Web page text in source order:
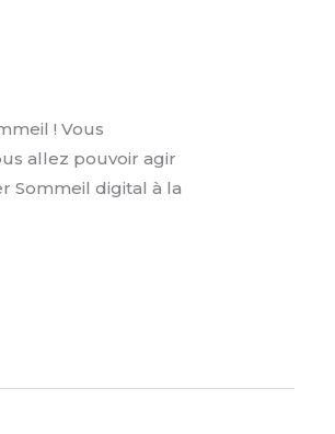
! Vous
allez pouvoir agir
Sommeil digital à la